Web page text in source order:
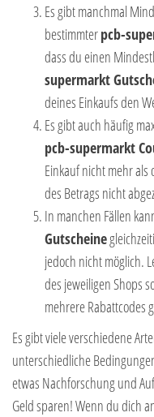
Es gibt manchmal
bestimmterpcb-
dass du einen
supermarkt
deines Einkaufs den
Es gibt auch häufig
pcb-supermarkt
Einkauf nicht mehr
des Betrags nicht
In manchen Fällen
Gutscheine
jedoch nicht möglich.
des jeweiligen Shops
mehrere Rabattcodes
Es gibt viele verschiedene
unterschiedliche
etwas Nachforschung und
Geld sparen! Wenn du dich